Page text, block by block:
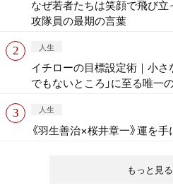
もっと見る
なぜ若者たちは笑顔で飛び
攻隊員の最期の言葉
人生
イチローの目標設定術｜小さ
でもないところ」に至る唯一
人生
《羽生善治×桜井章一》運を